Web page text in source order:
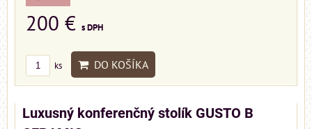
200 € s DPH
ks DO KOŠÍKA
Luxusný konferenčný stolík GUSTO B